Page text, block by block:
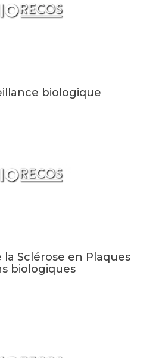
biologique
Sclérose en Plaques
biologiques